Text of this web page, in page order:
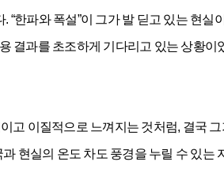
한파와 폭설”이 그가 발 딛고 있는 현
결과를 초조하게 기다리고 있는 상황
이질적으로 느껴지는 것처럼, 결국 그
현실의 온도 차도 풍경을 누릴 수 있